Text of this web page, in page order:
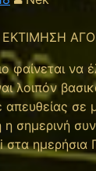
ΕΚΤΙΜΗΣΗ
φαίνεται
λοιπόν
σε
η σημερινή
στα ημερήσια